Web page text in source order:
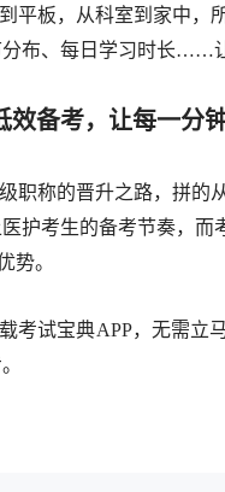
板，从科室到家中，所
布、每日学习时长……
效备考，让每一分
称的晋升之路，拼的从
护考生的备考节奏，而
势。
试宝典APP，无需立马